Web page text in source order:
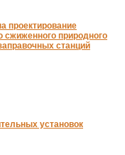
проектирование
сжиженного природного
станций
установок